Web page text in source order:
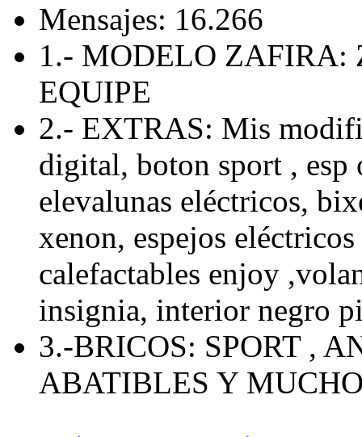
Mensajes: 16.266
1.- MODELO ZAFIRA:
EQUIPE
2.- EXTRAS: Mis
digital, boton sport , esp
elevalunas eléctricos,
xenon, espejos
calefactables enjoy
insignia, interior negro
3.-BRICOS: SPORT ,
ABATIBLES Y